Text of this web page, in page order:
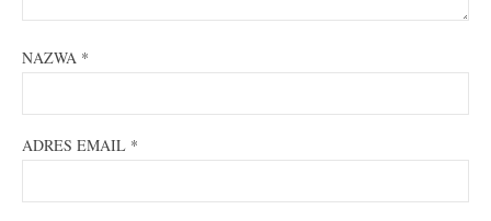
NAZWA *
ADRES EMAIL *